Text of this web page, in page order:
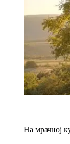
На мрачној